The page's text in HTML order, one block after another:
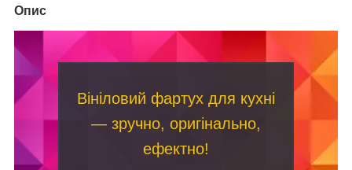
Опис
Вініловий фартух для кухні
— зручно, оригінально,
ефектно!